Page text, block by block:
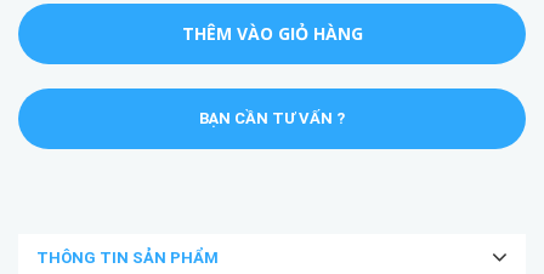
THÊM VÀO GIỎ HÀNG
BẠN CẦN TƯ VẤN ?
THÔNG TIN SẢN PHẨM